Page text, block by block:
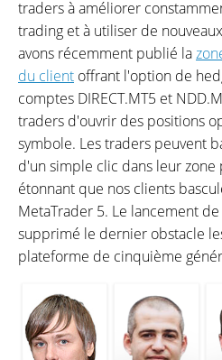
traders à améliorer
trading et à utiliser de
avons récemment publié la
du client offrant l'option de
comptes DIRECT.MT5 et
traders d'ouvrir des positions
symbole. Les traders peuvent
d'un simple clic dans leur zone
étonnant que nos clients
MetaTrader 5. Le lancement
supprimé le dernier obstacle
plateforme de cinquième